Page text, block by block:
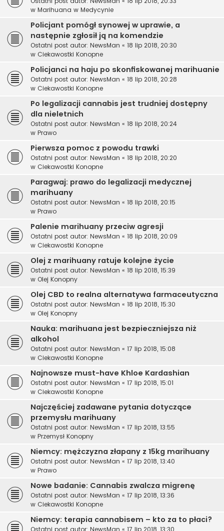
w Marihuana w Medycynie
Policjant pomógł synowej w uprawie, a
następnie zgłosił ją na komendzie
Ostatni post autor: NewsMan « 18 lip 2018, 20:30
w Ciekawostki Konopne
Policjanci na haju po skonfiskowanej marihuanie
Ostatni post autor: NewsMan « 18 lip 2018, 20:28
w Ciekawostki Konopne
Po legalizacji cannabis jest trudniej dostępny
dla nieletnich
Ostatni post autor: NewsMan « 18 lip 2018, 20:24
w Prawo
Pierwsza pomoc z powodu trawki
Ostatni post autor: NewsMan « 18 lip 2018, 20:20
w Ciekawostki Konopne
Paragwaj: prawo do legalizacji medycznej
marihuany
Ostatni post autor: NewsMan « 18 lip 2018, 20:15
w Prawo
Palenie marihuany przeciw agresji
Ostatni post autor: NewsMan « 18 lip 2018, 20:09
w Ciekawostki Konopne
Olej z marihuany ratuje kolejne życie
Ostatni post autor: NewsMan « 18 lip 2018, 15:39
w Olej Konopny
Olej CBD to realna alternatywa farmaceutyczna
Ostatni post autor: NewsMan « 18 lip 2018, 15:30
w Olej Konopny
Nauka: marihuana jest bezpieczniejsza niż
alkohol
Ostatni post autor: NewsMan « 17 lip 2018, 15:08
w Ciekawostki Konopne
Najnowsze must-have Khloe Kardashian
Ostatni post autor: NewsMan « 17 lip 2018, 15:01
w Ciekawostki Konopne
Najczęściej zadawane pytania dotyczące
przemysłu marihuany
Ostatni post autor: NewsMan « 17 lip 2018, 13:55
w Przemysł Konopny
Niemcy: mężczyzna złapany z 15kg marihuany
Ostatni post autor: NewsMan « 17 lip 2018, 13:40
w Prawo
Nowe badanie: Cannabis zwalcza migrenę
Ostatni post autor: NewsMan « 17 lip 2018, 13:36
w Ciekawostki Konopne
Niemcy: terapia cannabisem – kto za to płaci?
Ostatni post autor: NewsMan « 17 lip 2018, 13:30